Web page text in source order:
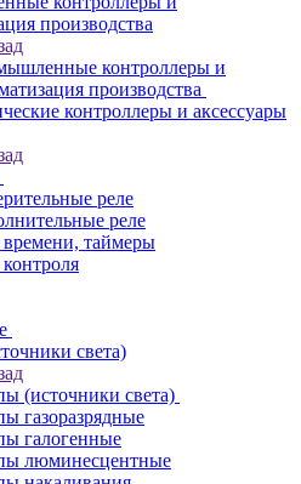
производства
контроллеры и
производства
контроллеры и аксессуары
реле
реле
времени, таймеры
света)
(источники света)
газоразрядные
галогенные
люминесцентные